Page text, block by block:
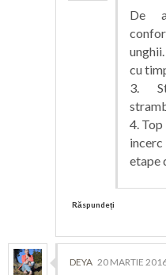
De
cu
3.
4.
etape
Răspundeți
DEYA 20 MARTIE